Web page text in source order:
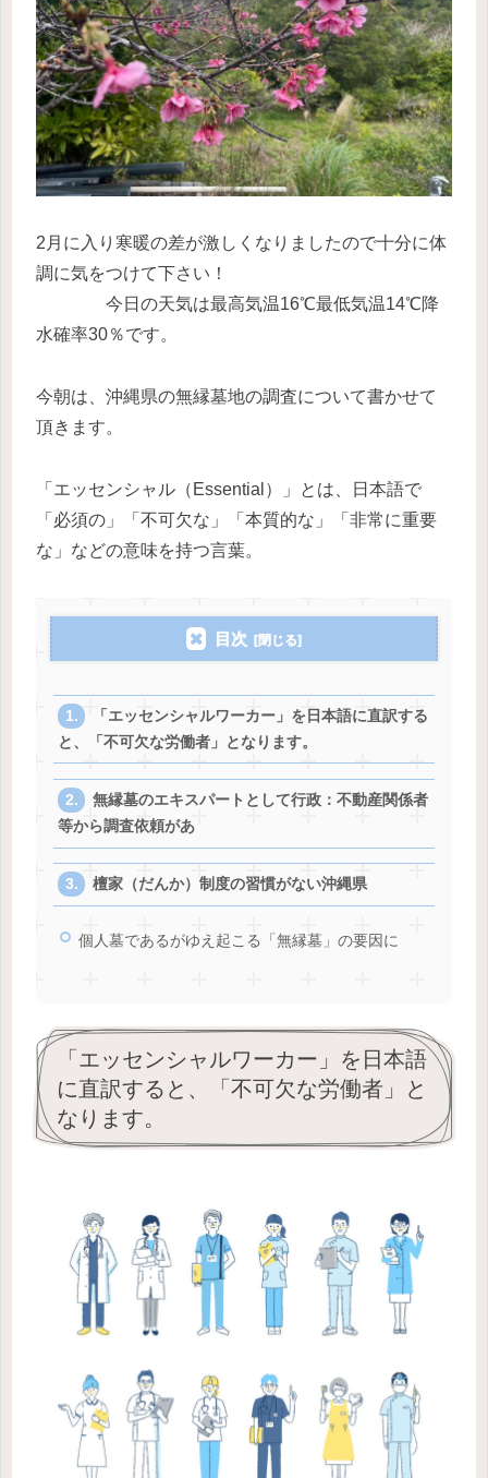
2月に入り寒暖の差が激しくなりましたので十分に体
調に気をつけて下さい！
今日の天気は最高気温16℃最低気温14℃降
水確率30％です。
今朝は、沖縄県の無縁墓地の調査について書かせて
頂きます。
「エッセンシャル（Essential）」とは、日本語で
「必須の」「不可欠な」「本質的な」「非常に重要
な」などの意味を持つ言葉。
目次
「エッセンシャルワーカー」を日本語に直訳する
と、「不可欠な労働者」となります。
無縁墓のエキスパートとして行政：不動産関係者
等から調査依頼があ
檀家（だんか）制度の習慣がない沖縄県
個人墓であるがゆえ起こる「無縁墓」の要因に
「エッセンシャルワーカー」を日本語
に直訳すると、「不可欠な労働者」と
なります。